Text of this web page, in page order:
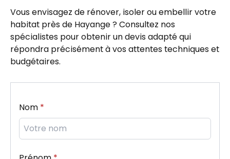
Vous envisagez de rénover, isoler ou embellir votre
habitat près de Hayange? Consultez nos
spécialistes pour obtenir un devis adapté qui
répondra précisément à vos attentes techniques et
budgétaires.
Nom